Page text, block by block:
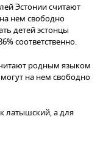
Эстонии считают
нем свободно
детей эстонцы
соответственно.
родным языком
на нем свободно
латышский, а для